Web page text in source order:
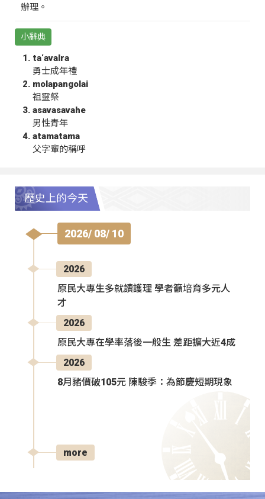
辦理。
小辭典
ta‘avalra
勇士成年禮
molapangolai
祖靈祭
asavasavahe
男性青年
atamatama
父字輩的稱呼
歷史上的今天
2026/ 08/ 10
2026
原民大專生多就讀護理 學者籲培育多元人
才
2026
原民大專在學率落後一般生 差距擴大近4成
2026
8月豬價破105元 陳駿季：為節慶短期現象
more